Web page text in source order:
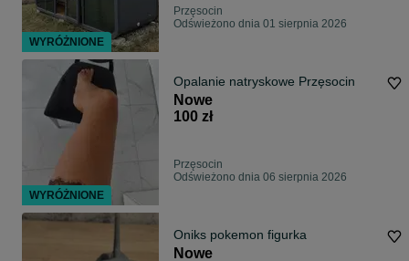
Przęsocin
Odświeżono dnia 01 sierpnia 2026
Opalanie natryskowe Przęsocin
Nowe
100 zł
Przęsocin
Odświeżono dnia 06 sierpnia 2026
Oniks pokemon figurka
Nowe
WYRÓŻNIONE
WYRÓŻNIONE